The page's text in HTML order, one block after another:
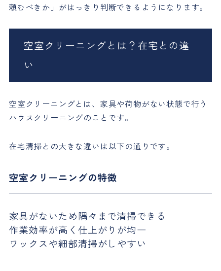
頼むべきか」がはっきり判断できるようになります。
空室クリーニングとは？在宅との違
い
空室クリーニングとは、家具や荷物がない状態で行う
ハウスクリーニングのことです。
在宅清掃との大きな違いは以下の通りです。
空室クリーニングの特徴
家具がないため隅々まで清掃できる
作業効率が高く仕上がりが均一
ワックスや細部清掃がしやすい